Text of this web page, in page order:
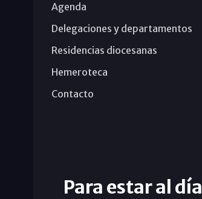
Agenda
Delegaciones y departamentos
Residencias diocesanas
Hemeroteca
Contacto
Para estar al día